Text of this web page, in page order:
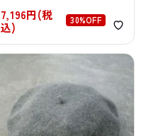
7,196円(税
込)
30%OFF